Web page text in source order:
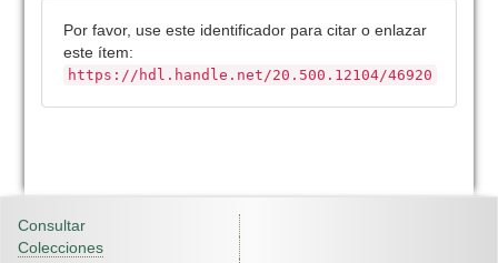
Por favor, use este identificador para citar o enlazar
este ítem:
https://hdl.handle.net/20.500.12104/46920
Consultar
Colecciones